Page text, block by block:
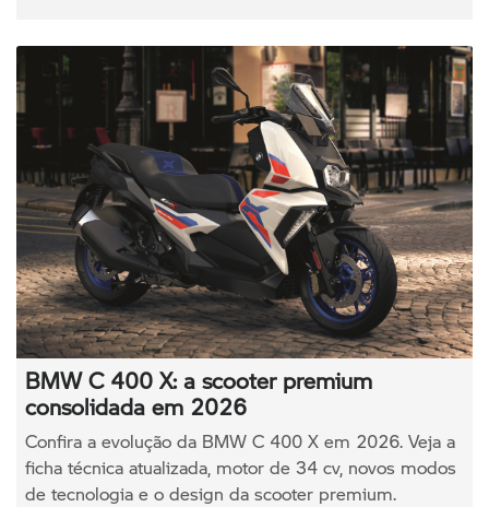
BMW C 400 X: a scooter premium
consolidada em 2026
Confira a evolução da BMW C 400 X em 2026. Veja a
ficha técnica atualizada, motor de 34 cv, novos modos
de tecnologia e o design da scooter premium.